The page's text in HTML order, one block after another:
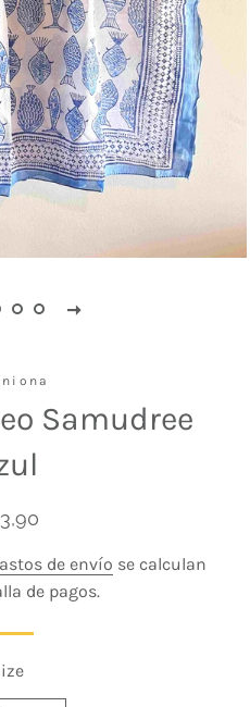
Samudree
de envío se calculan
de pagos.